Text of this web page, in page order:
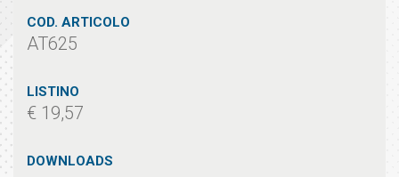
COD. ARTICOLO
AT625
LISTINO
€ 19,57
DOWNLOADS